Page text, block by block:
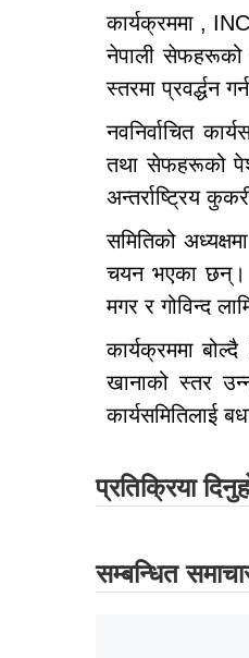
कार्यक्रममा ,
नेपाली सेफहरूको
स्तरमा प्रवर्द्धन
नवनिर्वाचित
तथा सेफहरूको
अन्तर्राष्ट्रिय
समितिको
चयन भएका छन्।
मगर र गोविन्द
कार्यक्रममा
खानाको स्तर
कार्यसमितिलाई
प्रतिक्रिया
सम्बन्धित